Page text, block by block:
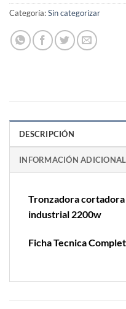
Categoría:Sin categorizar
DESCRIPCIÓN
INFORMACIÓN ADICIONAL
Tronzadora cortadora
industrial 2200w
Ficha Tecnica